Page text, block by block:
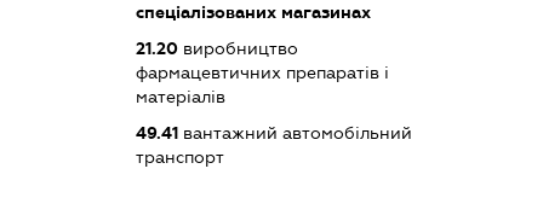
спеціалізованих магазинах
21.20виробництво
фармацевтичних препаратів і
матеріалів
49.41вантажний автомобільний
транспорт